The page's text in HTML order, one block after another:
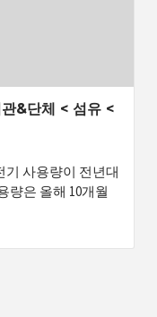
관&단체 < 섬유 <
기 사용량이 전년대
량은 올해 10개월